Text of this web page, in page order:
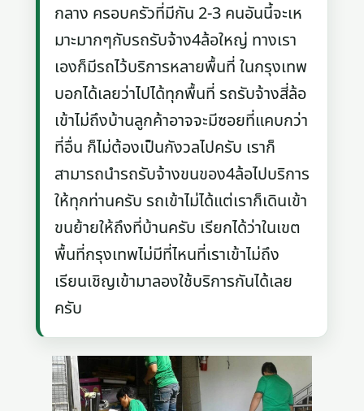
กลาง ครอบครัวที่มีกัน 2-3 คนอันนี้จะเห
มาะมากๆกับรถรับจ้าง4ล้อใหญ่ ทางเรา
เองก็มีรถไว้บริการหลายพื้นที่ ในกรุงเทพ
บอกได้เลยว่าไปได้ทุกพื้นที่ รถรับจ้างสี่ล้อ
เข้าไม่ถึงบ้านลูกค้าอาจจะมีซอยที่แคบกว่า
ที่อื่น ก็ไม่ต้องเป็นกังวลไปครับ เราก็
สามารถนำรถรับจ้างขนของ4ล้อไปบริการ
ให้ทุกท่านครับ รถเข้าไม่ได้แต่เราก็เดินเข้า
ขนย้ายให้ถึงที่บ้านครับ เรียกได้ว่าในเขต
พื้นที่กรุงเทพไม่มีที่ไหนที่เราเข้าไม่ถึง
เรียนเชิญเข้ามาลองใช้บริการกันได้เลย
ครับ